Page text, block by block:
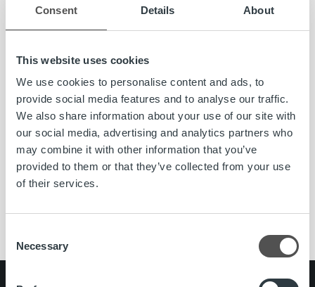
Consent Details About
This website uses cookies
We use cookies to personalise content and ads, to
provide social media features and to analyse our traffic.
We also share information about your use of our site with
our social media, advertising and analytics partners who
may combine it with other information that you’ve
provided to them or that they’ve collected from your use
of their services.
Selection
Necessary
Uncategorized
Haemme Kesätyöntekijöitä Kuopioon
Lue lisää